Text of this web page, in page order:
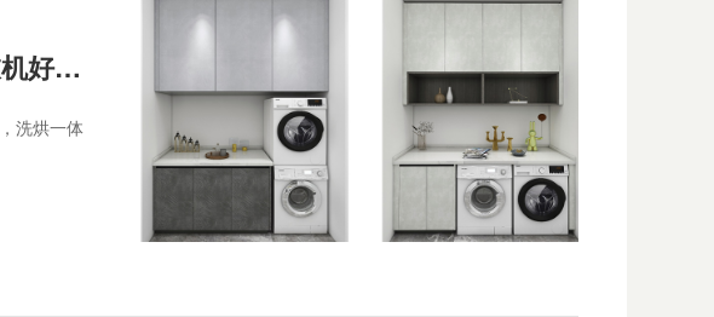
洗烘一体洗衣机烘干效果怎么样？会比家用干衣机好吗？
洗烘一体